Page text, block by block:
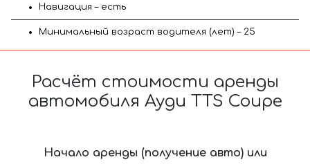
Навигация – есть
Минимальный возраст водителя (лет) – 25
Расчёт стоимости аренды
автомобиля Ауди TTS Coupe
Начало аренды (получение авто) или